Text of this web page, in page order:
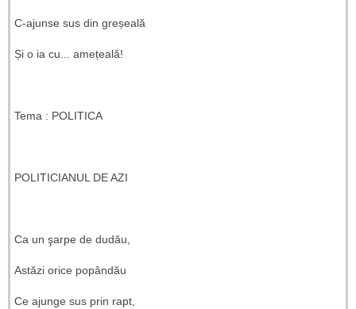
C-ajunse sus din greșeală
Și o ia cu... amețeală!
Tema : POLITICA
POLITICIANUL DE AZI
Ca un şarpe de dudău,
Astăzi orice popândău
Ce ajunge sus prin rapt,